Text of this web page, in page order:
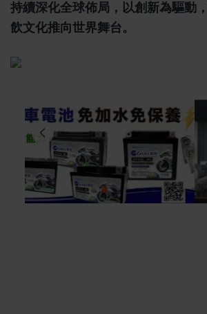
持續深化全球佈局，以創新為驅動
飲文化推向世界舞台。